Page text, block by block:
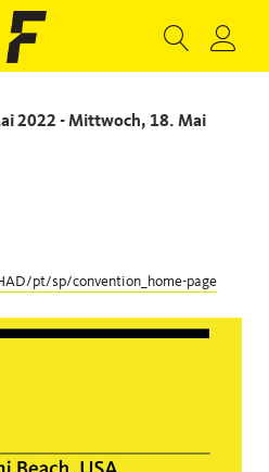
2022 - Mittwoch, 18. Mai
pt/sp/convention_home-page